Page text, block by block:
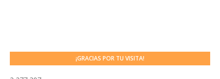
¡GRACIAS POR TU VISITA!